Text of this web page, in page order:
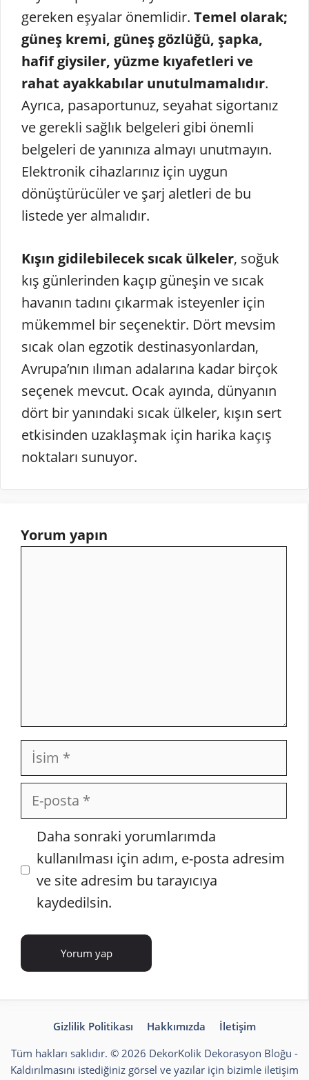
gereken eşyalar önemlidir. Temel olarak;
güneş kremi, güneş gözlüğü, şapka,
hafif giysiler, yüzme kıyafetleri ve
rahat ayakkabılar unutulmamalıdır.
Ayrıca, pasaportunuz, seyahat sigortanız
ve gerekli sağlık belgeleri gibi önemli
belgeleri de yanınıza almayı unutmayın.
Elektronik cihazlarınız için uygun
dönüştürücüler ve şarj aletleri de bu
listede yer almalıdır.
Kışın gidilebilecek sıcak ülkeler, soğuk
kış günlerinden kaçıp güneşin ve sıcak
havanın tadını çıkarmak isteyenler için
mükemmel bir seçenektir. Dört mevsim
sıcak olan egzotik destinasyonlardan,
Avrupa’nın ılıman adalarına kadar birçok
seçenek mevcut. Ocak ayında, dünyanın
dört bir yanındaki sıcak ülkeler, kışın sert
etkisinden uzaklaşmak için harika kaçış
noktaları sunuyor.
Yorum yapın
İsim
posta
İnternet
sitesi
Daha sonraki yorumlarımda
kullanılması için adım, e-posta adresim
ve site adresim bu tarayıcıya
kaydedilsin.
Gizlilik Politikası Hakkımızda
İletişim
Tüm hakları saklıdır. © 2026 DekorKolik Dekorasyon Bloğu -
Kaldırılmasını istediğiniz görsel ve yazılar için bizimle iletişim